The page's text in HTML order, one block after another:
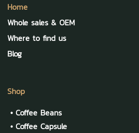
Home
Whole sales & OEM
Where to find us
Blog
Shop
• Coffee Beans
• Coffee Capsule